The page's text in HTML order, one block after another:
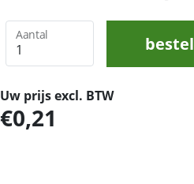
Aantal bestel
Uw prijs excl. BTW
0,21